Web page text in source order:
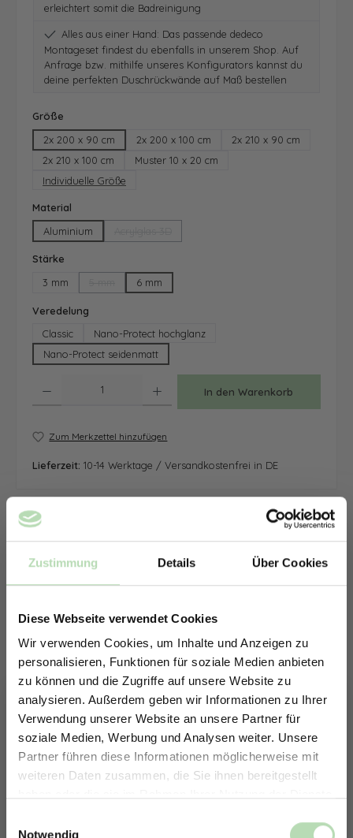
Zustimmung Details Über Cookies
Diese Webseite verwendet Cookies
Wir verwenden Cookies, um Inhalte und Anzeigen zu
personalisieren, Funktionen für soziale Medien anbieten
zu können und die Zugriffe auf unsere Website zu
analysieren. Außerdem geben wir Informationen zu Ihrer
Verwendung unserer Website an unsere Partner für
soziale Medien, Werbung und Analysen weiter. Unsere
Partner führen diese Informationen möglicherweise mit
weiteren Daten zusammen, die Sie ihnen bereitgestellt
Notwendig
erleichtert somit die Badreinigung
Alles aus einer Hand: Das passende dedeco
Montageset findest du ebenfalls in unserem Shop. Auf
Anfrage bzw. mithilfe unseres Konfigurators kannst du
deine perfekten Duschrückwände auf Maß bestellen
Größe
2x 200 x 90 cm
2x 200 x 100 cm
2x 210 x 90 cm
2x 210 x 100 cm
Muster 10 x 20 cm
Individuelle Größe
Material
Aluminium
Stärke
3 mm
(Diese Option ist zurzeit nicht verfügbar.)
6 mm
Veredelung
Classic
Nano-Protect hochglanz
Nano-Protect seidenmatt
In den Warenkorb
Zum Merkzettel hinzufügen
Lieferzeit: 10-14 Werktage / Versandkostenfrei in DE
Erstelle in nur 4 Schritten deine
ERHALTE 5% RABATT AUF
DEINE RÜCKWÄNDE